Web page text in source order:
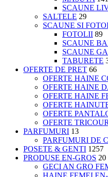
SCAUNE
SALTELE 29
SCAUNE SI
FOTOLII 89
SCAUNE
SCAUNE
TABURETE
OFERTE DE PRET 66
OFERTE HAINE
OFERTE HAINE
OFERTE HAINE
OFERTE
OFERTE
OFERTE
PARFUMURI 13
PARFUMURI DE
POSETE & GENTI 1257
PRODUSE EN-GROS 20
GECI AN GRO
HAINE FEMEI